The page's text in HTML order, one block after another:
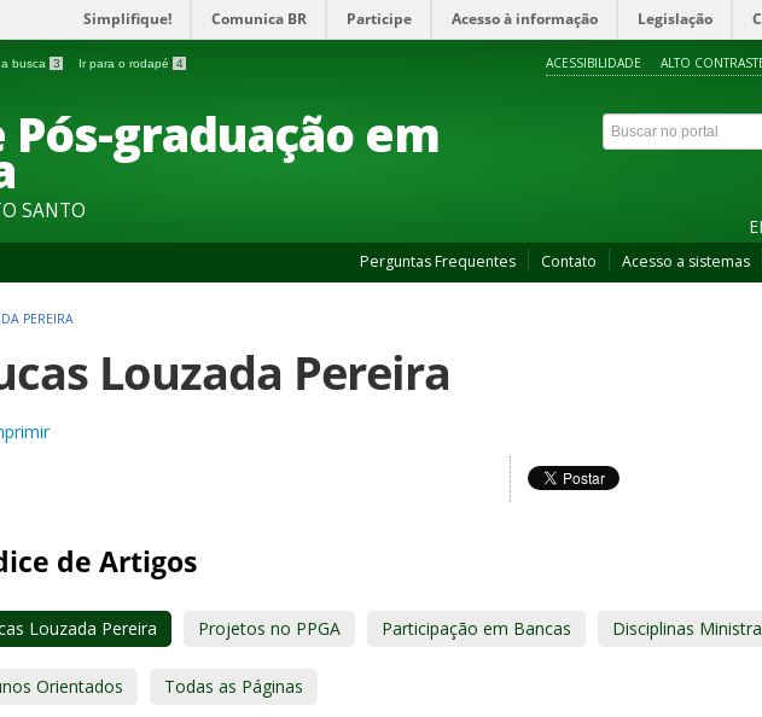
Simplifique! Comunica BR Participe Acesso à informação Legislação
busca 3 Ir para o rodapé 4 ACESSIBILIDADE ALTO
graduação em
SANTO
Perguntas Frequentes Contato Acesso a sistemas
PEREIRA
Louzada Pereira
de Artigos
Louzada Pereira Projetos no PPGA Participação em Bancas Disciplinas
Orientados Todas as Páginas